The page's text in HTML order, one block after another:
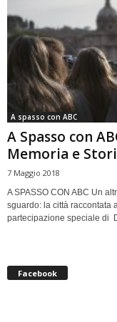
A spasso con ABC
A Spasso con
Memoria e
7 Maggio 2018
A SPASSO CON ABC Un
sguardo: la città raccontata
partecipazione speciale di
Facebook